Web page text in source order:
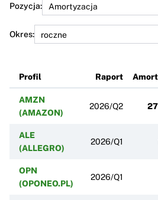
Pozycja:
Okres:
Profil Raport
AMZN
(AMAZON)
2026/Q2
ALE
(ALLEGRO)
2026/Q1
OPN
(OPONEO.PL)
2026/Q1